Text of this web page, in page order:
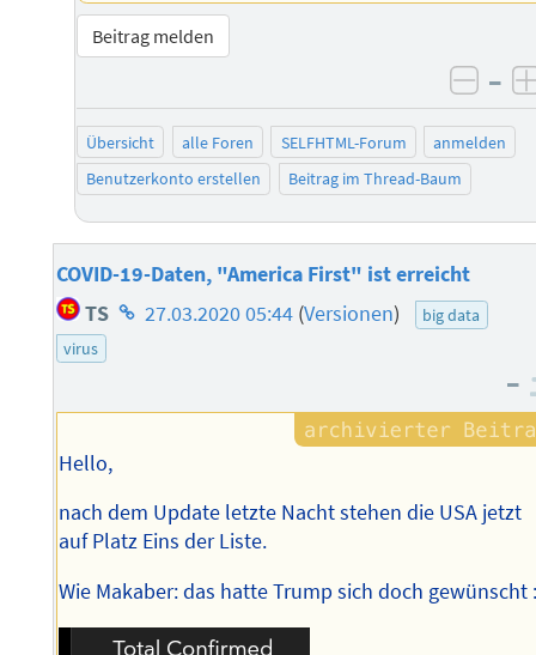
Beitrag melden
–
Übersicht alle Foren SELFHTML-Forum
anmelden
Benutzerkonto erstellen
Beitrag im Thread-Baum
COVID-19-Daten, "America First" ist erreicht
TS Homepage
27.03.2020 05:44 (Versionen)
big data
virus
–
Hello,
nach dem Update letzte Nacht stehen die USA jetzt
auf Platz Eins der Liste.
Wie Makaber: das hatte Trump sich doch gewünscht